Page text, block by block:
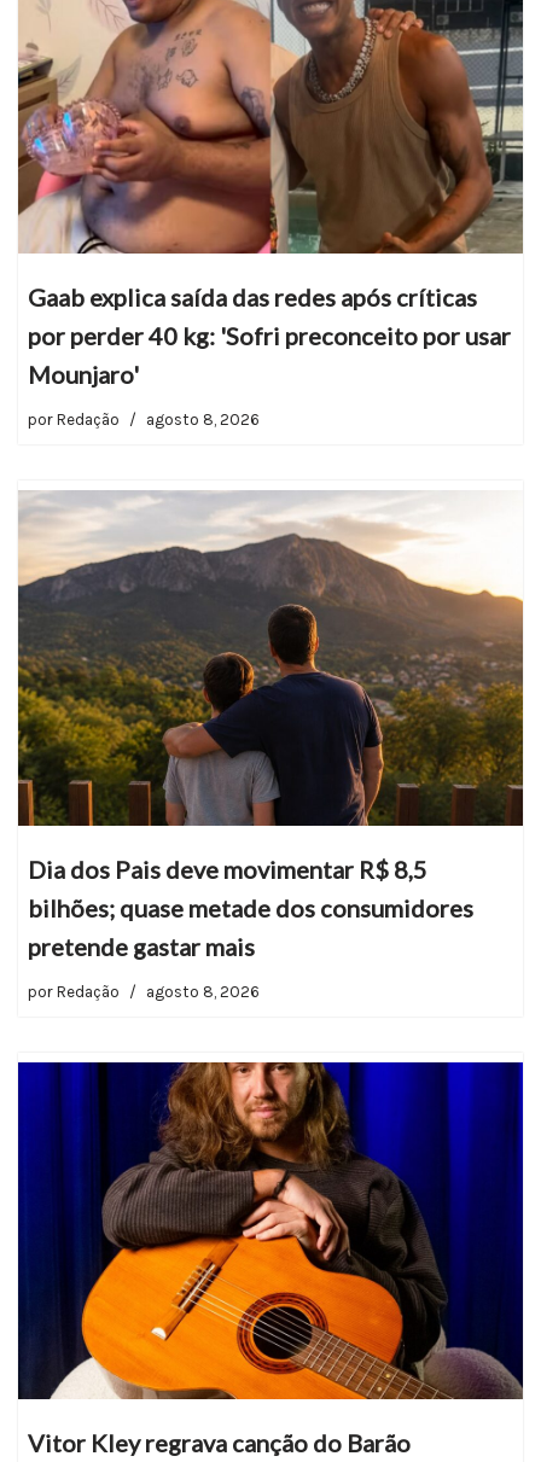
Gaab explica saída das redes após críticas
por perder 40 kg: 'Sofri preconceito por usar
Mounjaro'
por Redação agosto 8, 2026
Dia dos Pais deve movimentar R$ 8,5
bilhões; quase metade dos consumidores
pretende gastar mais
por Redação agosto 8, 2026
Vitor Kley regrava canção do Barão